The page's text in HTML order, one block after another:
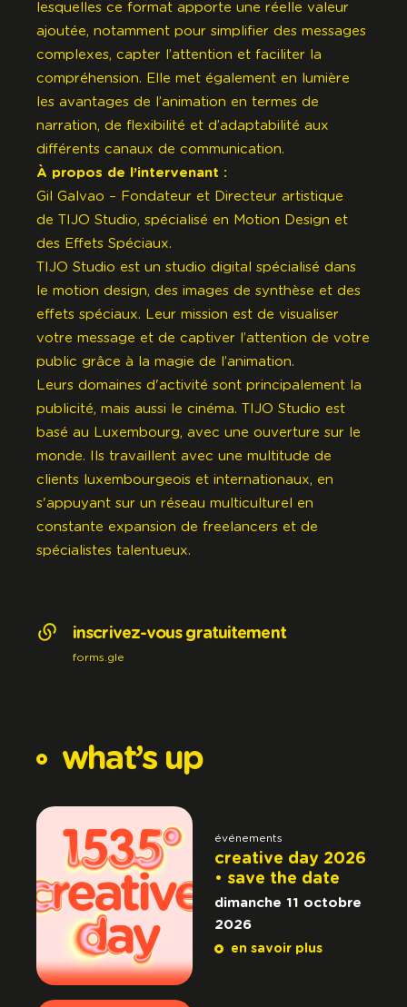
lesquelles ce format apporte une réelle valeur
ajoutée, notamment pour simplifier des messages
complexes, capter l’attention et faciliter la
compréhension. Elle met également en lumière
les avantages de l’animation en termes de
narration, de flexibilité et d’adaptabilité aux
différents canaux de communication.
À propos de l’intervenant :
Gil Galvao – Fondateur et Directeur artistique
de
TIJO Studio, spécialisé en Motion Design et
des Effets Spéciaux.
TIJO Studio est un studio digital spécialisé dans
le motion design, des images de synthèse et des
effets spéciaux. Leur mission est de visualiser
votre message et de captiver l’attention de votre
public grâce à la magie de l’animation.
Leurs domaines d'activité sont principalement la
publicité, mais aussi le cinéma. TIJO Studio est
basé au Luxembourg, avec une ouverture sur le
monde. Ils travaillent avec une multitude de
clients luxembourgeois et internationaux, en
s'appuyant sur un réseau multiculturel en
constante expansion de freelancers et de
spécialistes talentueux.
inscrivez-vous gratuitement
forms.gle
what’s up
événements
creative day 2026
• save the date
dimanche 11 octobre
2026
en savoir plus